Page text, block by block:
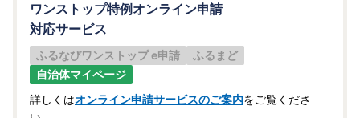
ワンストップ特例オンライン申請
対応サービス
ふるなびワンストップ e申請
ふるまど
自治体マイページ
詳しくはオンライン申請サービスのご案内をご覧くださ